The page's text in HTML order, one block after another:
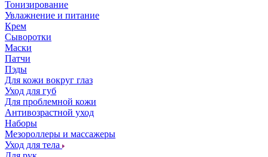
Тонизирование
Увлажнение и питание
Крем
Сыворотки
Маски
Патчи
Пэды
Для кожи вокруг глаз
Уход для губ
Для проблемной кожи
Антивозрастной уход
Наборы
Мезороллеры и массажеры
Уход для тела